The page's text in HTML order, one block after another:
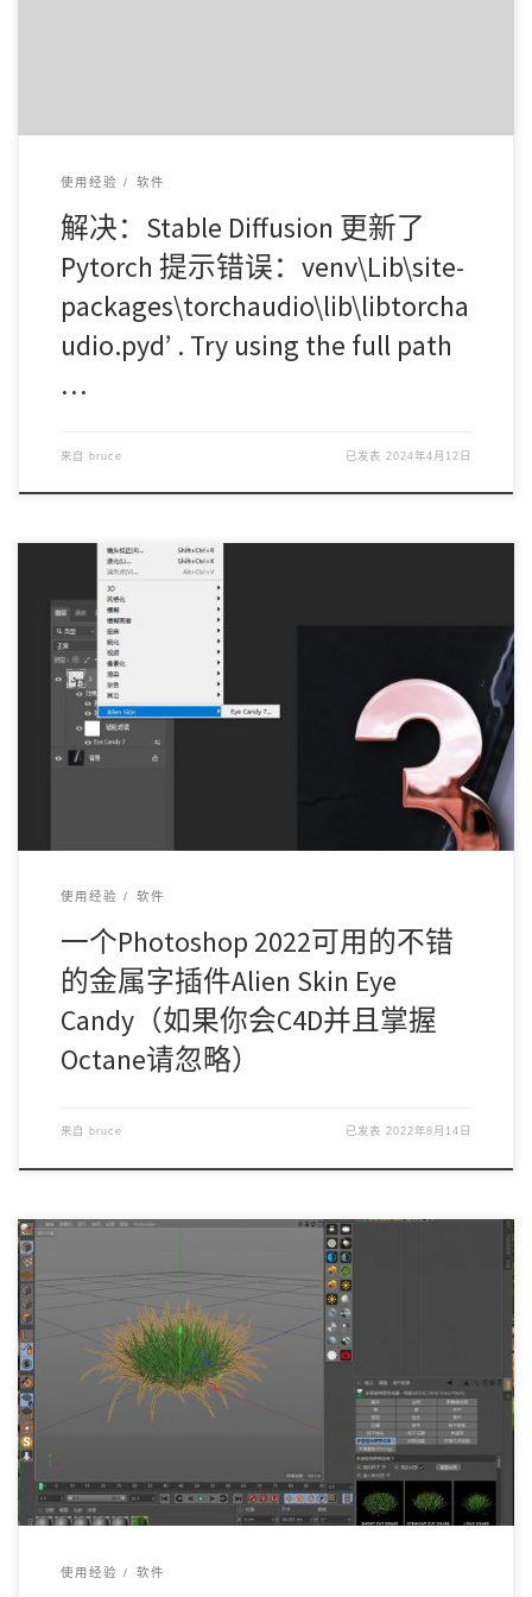
使用经验 软件
解决：Stable Diffusion 更新了
Pytorch 提示错误：venv\Lib\site-
packages\torchaudio\lib\libtorcha
udio.pyd’ . Try using the full path
…
来自 bruce 已发表 2024年4月12日
我下载的是，Alin skin eye candy 7.0的油管百度搜索都可以搜索
到。 相当好用，但 […]
使用经验 软件
一个Photoshop 2022可用的不错
的金属字插件Alien Skin Eye
Candy（如果你会C4D并且掌握
Octane请忽略）
来自 bruce 已发表2022年8月14日
假设你已经在网络上下载了这个插件（汉化版的） 如果碰到
贴图问题。生成的物件是灰色的。 如果不想忍受C […]
使用经验 软件